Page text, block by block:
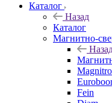
Каталог
Назад
Каталог
Магнитно-
Fein